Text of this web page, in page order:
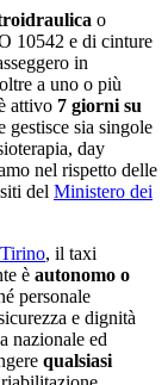
o
10542 e di cinture
in
a uno o più
attivo 7 giorni su
gestisce sia singole
day
nel rispetto delle
del Ministero dei
, il taxi
è autonomo o
personale
e dignità
nazionale ed
qualsiasi